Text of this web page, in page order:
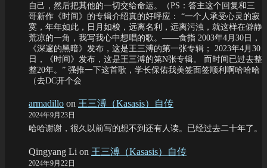
自己，然后把其他的一切交给命运。（PS：答主这个回复和三
哥新作《时间》的专辑介绍真的好呼应： “一个人承受心灵的寂
寞，年年如此，日月如梭，远离名利，远离污浊，就这样在僻静
荒凉的一角，我写我心中想唱的歌。——食指 2003年4月30日，
《深邃的黑暗》发布，这是王三溥的第一张专辑； 2023年4月30
日，《时间》发布，这是王三溥的第N张专辑。 而时间已过去整
整20年。” 强推一下这首歌，学长保佑我美签面签顺利啊哈哈哈
（去DC开个会
armadillo on 王三溥（Kasasis）自传
2024年9月23日
哈哈谢谢，很久以前写的想不到还有人读。已经过去二十年了。
Qingyang Li on 王三溥（Kasasis）自传
2024年9月22日